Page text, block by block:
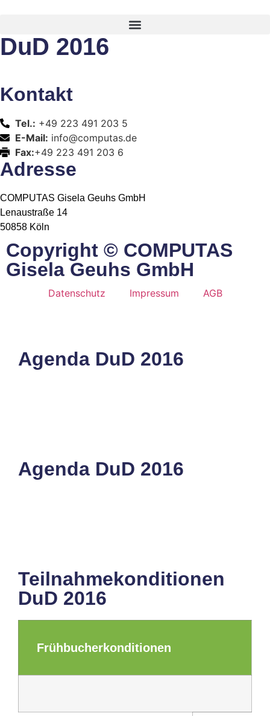
DuD 2016
Kontakt
Tel.: +49 223 491 203 5
E-Mail: info@computas.de
Fax:+49 223 491 203 6
Adresse
COMPUTAS Gisela Geuhs GmbH
Lenaustraße 14
50858 Köln
Copyright © COMPUTAS
Gisela Geuhs GmbH
Datenschutz Impressum AGB
Agenda DuD 2016
Agenda DuD 2016
Teilnahmekonditionen
DuD 2016
Frühbucherkonditionen